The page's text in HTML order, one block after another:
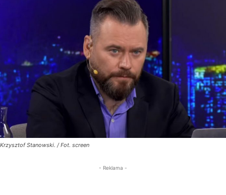
Krzysztof Stanowski. / Fot. screen
- Reklama -